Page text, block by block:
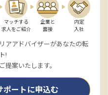
マッチする
求人をご紹介
企業と
面接
内定
入社
アアドバイザーがあなたの転
!
提案いたします。
ポートに申込む